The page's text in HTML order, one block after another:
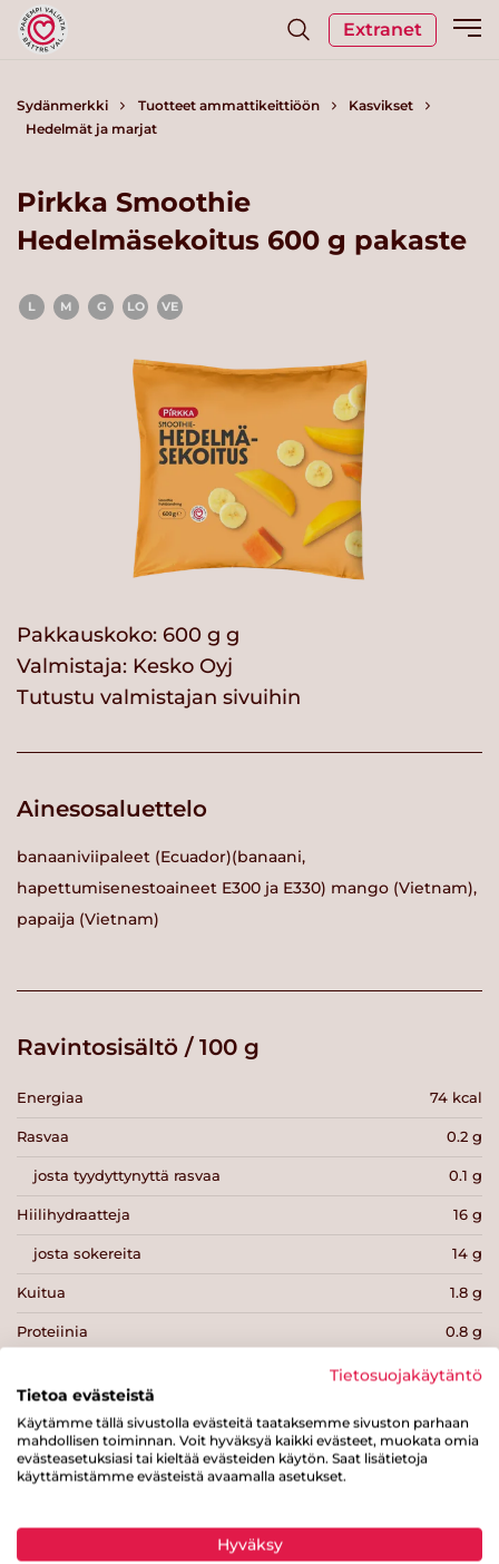
Extranet
Sydänmerkki Tuotteet ammattikeittiöön
Kasvikset
Hedelmät ja marjat
Pirkka Smoothie
Hedelmäsekoitus 600 g pakaste
L M G LO VE
Pakkauskoko: 600 g g
Valmistaja: Kesko Oyj
Tutustu valmistajan sivuihin
Ainesosaluettelo
banaaniviipaleet (Ecuador)(banaani,
hapettumisenestoaineet E300 ja E330) mango (Vietnam),
papaija (Vietnam)
Ravintosisältö / 100 g
Energiaa 74 kcal
Rasvaa 0.2 g
josta tyydyttynyttä rasvaa 0.1 g
Hiilihydraatteja 16 g
josta sokereita 14 g
Kuitua 1.8 g
Proteiinia 0.8 g
0 g
Tietosuojakäytäntö
Tietoa evästeistä
Käytämme tällä sivustolla evästeitä taataksemme sivuston parhaan
mahdollisen toiminnan. Voit hyväksyä kaikki evästeet, muokata omia
evästeasetuksiasi tai kieltää evästeiden käytön. Saat lisätietoja
käyttämistämme evästeistä avaamalla asetukset.
Hyväksy